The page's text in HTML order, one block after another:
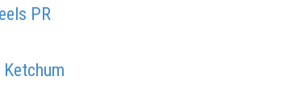
PR
Ketchum